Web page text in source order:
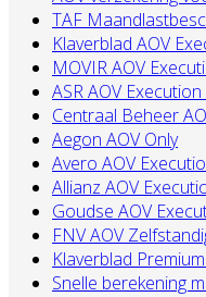
TAF
Klaverblad AOV
MOVIR AOV
ASR AOV
Centraal Beheer
Aegon AOV Only
Avero AOV
Allianz AOV
Goudse AOV
FNV AOV
Klaverblad
Snelle berekening